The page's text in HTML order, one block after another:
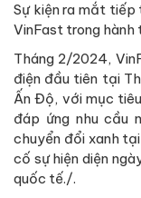
Sự kiện ra mắt
VinFast trong
Tháng 2/2024,
điện đầu tiên tại
Ấn Độ, với mục
đáp ứng nhu cầu
chuyển đổi xanh
cố sự hiện diện
quốc tế./.